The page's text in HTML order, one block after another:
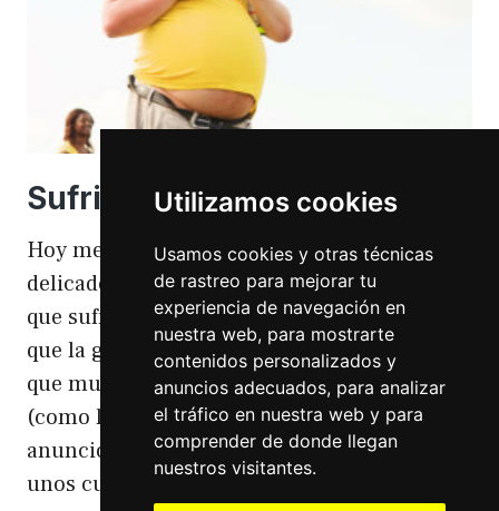
Utilizamos cookies
Usamos cookies y otras técnicas
de rastreo para mejorar tu
experiencia de navegación en
nuestra web, para mostrarte
contenidos personalizados y
anuncios adecuados, para analizar
el tráfico en nuestra web y para
comprender de donde llegan
nuestros visitantes.
Sufriendo la gordofobia
Hoy me apetece hablar de un temita
delicado. Hoy hablo de gordofobia. Una cosa
que sufro día si día también. Gordofobia Y es
que la gordofobia es algo que existe. Algo
que muchas personas sufrimos en silencio
(como las hemorroides, al igual que en el
anuncio). Nos están vendiendo siempre
unos cuerpos normativos y en…